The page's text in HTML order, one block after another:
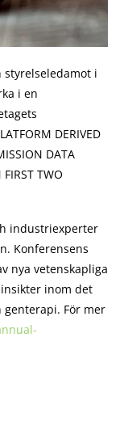
styrelseledamot i
i en
DERIVED
DATA
FIRST TWO
industriexperter
Konferensens
nya vetenskapliga
inom det
För mer